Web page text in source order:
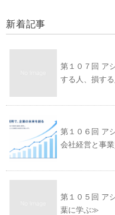
新着記事
第１０７回 ア
する人、損する
第１０６回 ア
会社経営と事
第１０５回 ア
葉に学ぶ≫